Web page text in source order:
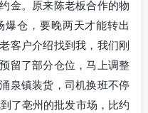
金。原来陈老板合作的物
仓，要晚两天才能转出
客户介绍找到我，我们刚
留了部分仓位，马上调整
泉镇装货，司机换班不停
了亳州的批发市场，比约